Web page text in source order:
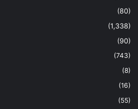
(80)
(1,338)
(90)
(743)
(8)
(16)
(55)